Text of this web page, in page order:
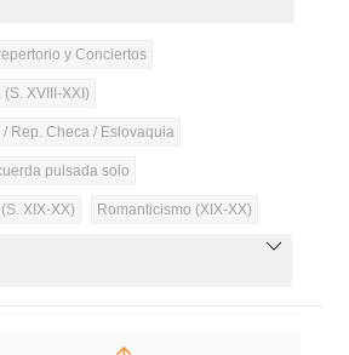
y Conciertos
XVIII-XXI)
Rep. Checa / Eslovaquia
pulsada solo
XIX-XX) Romanticismo (XIX-XX)